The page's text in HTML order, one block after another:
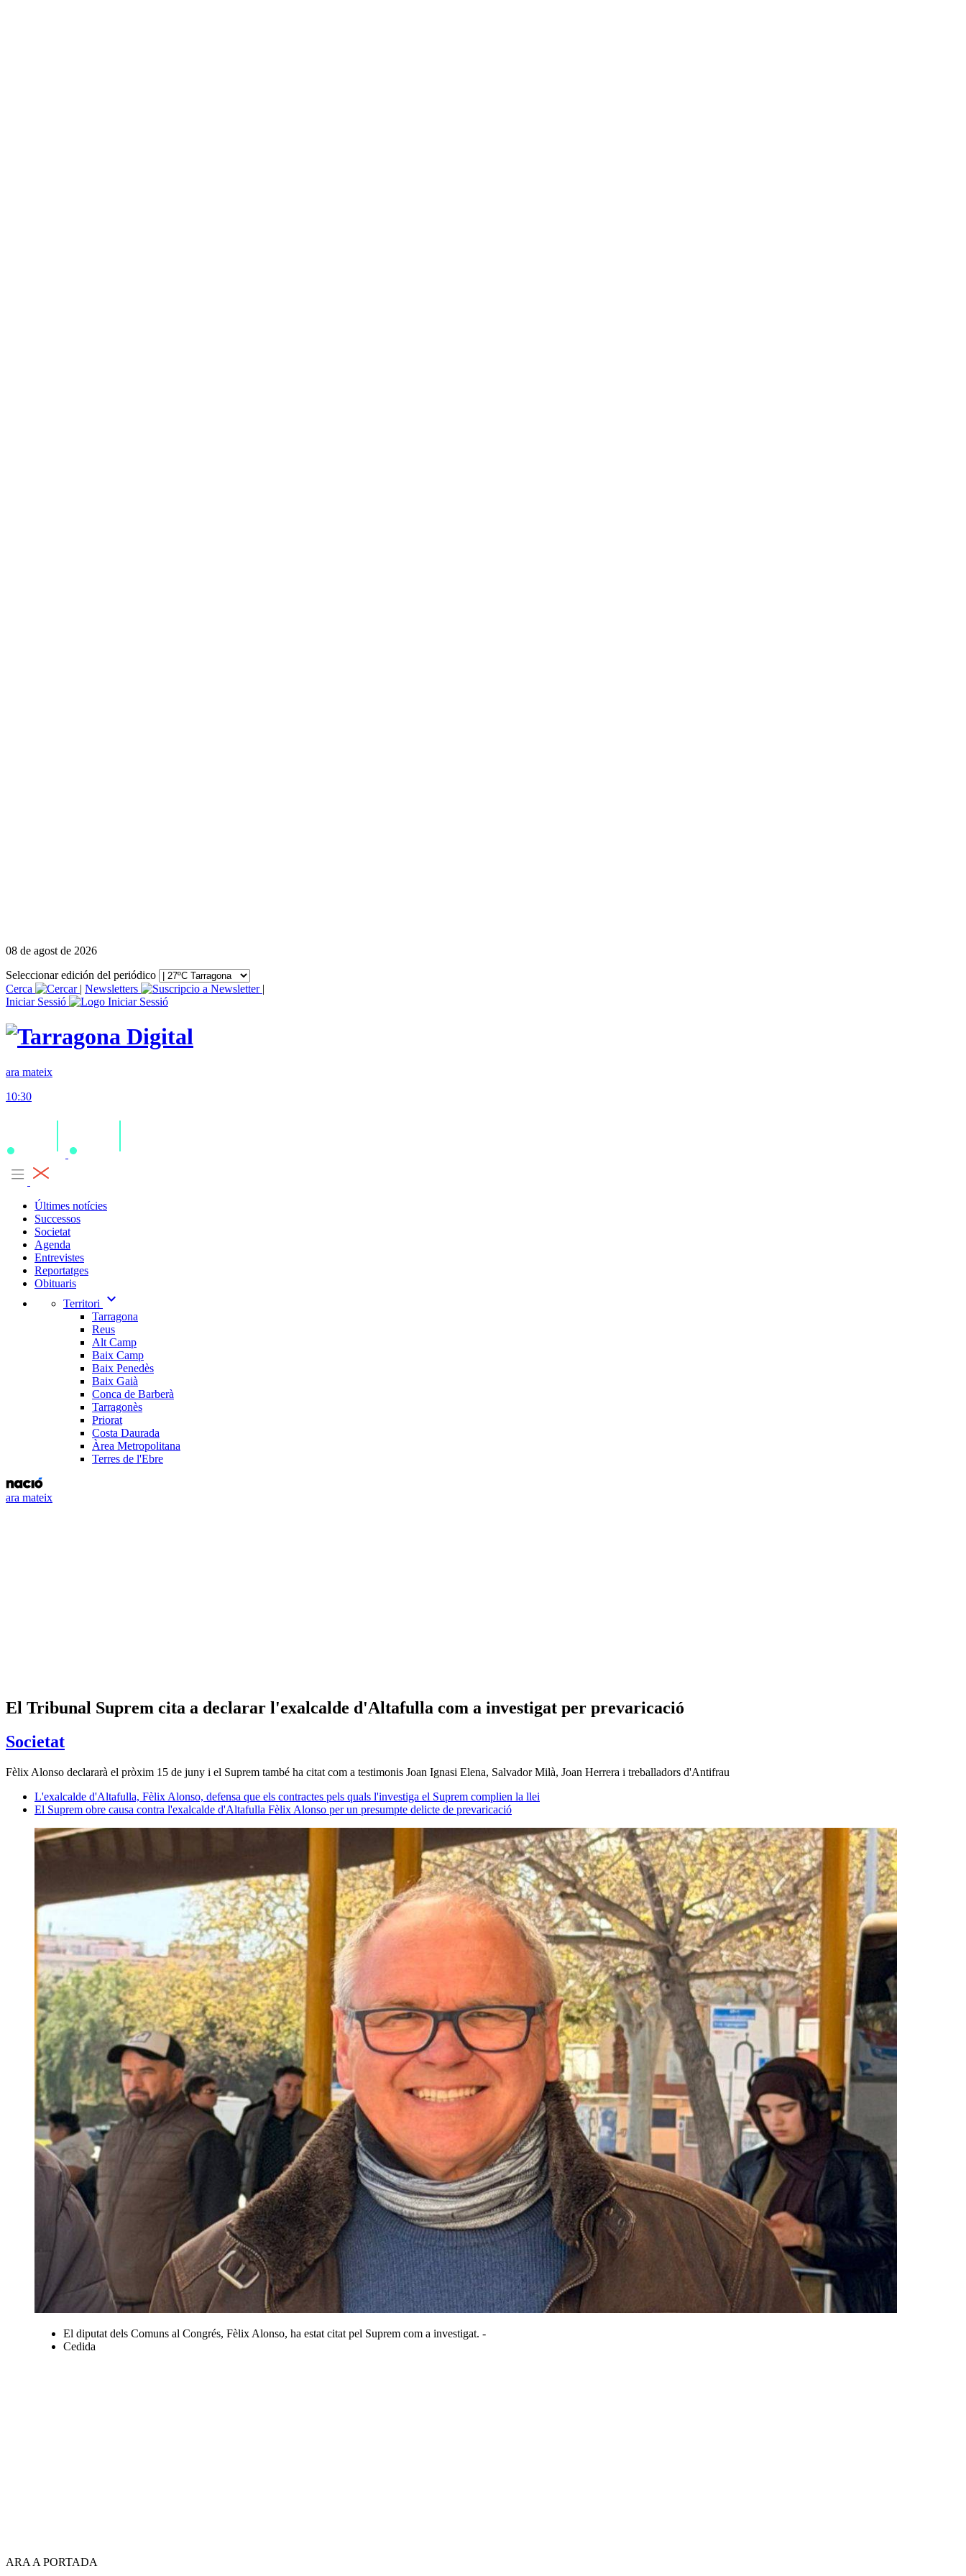
08 de agost de 2026
Seleccionar edición del periódico
Cerca
| Newsletters
|
Iniciar Sessió
ara mateix
10:30
Últimes notícies
Successos
Societat
Agenda
Entrevistes
Reportatges
Obituaris
Territori
expand_more
Tarragona
Reus
Alt Camp
Baix Camp
Baix Penedès
Baix Gaià
Conca de Barberà
Tarragonès
Priorat
Costa Daurada
Àrea Metropolitana
Terres de l'Ebre
ara mateix
El Tribunal Suprem cita a declarar l'exalcalde d'Altafulla com a investigat per prevaricació
Societat
Fèlix Alonso declararà el pròxim 15 de juny i el Suprem també ha citat com a testimonis Joan Ignasi Elena, Salvador Milà, Joan Herrera i treballadors d'Antifrau
L'exalcalde d'Altafulla, Fèlix Alonso, defensa que els contractes pels quals l'investiga el Suprem complien la llei
El Suprem obre causa contra l'exalcalde d'Altafulla Fèlix Alonso per un presumpte delicte de prevaricació
El diputat dels Comuns al Congrés, Fèlix Alonso, ha estat citat pel Suprem com a investigat. -
Cedida
ARA A PORTADA